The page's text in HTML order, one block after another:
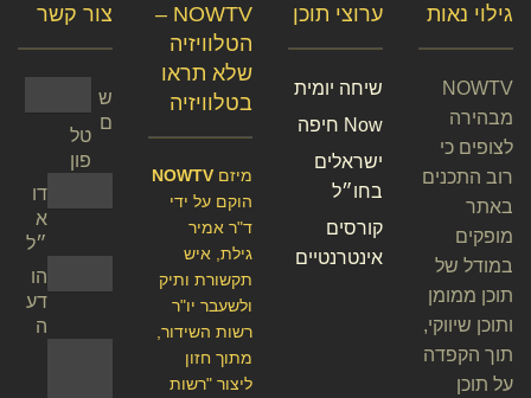
צור קשר
ש
ם
טל
פון
דו
א
״ל
הו
דע
ה
NOWTV –
הטלוויזיה
שלא תראו
בטלוויזיה
מיזם NOWTV
הוקם על ידי
ד"ר אמיר
גילת, איש
תקשורת ותיק
ולשעבר יו"ר
רשות השידור,
מתוך חזון
ליצור "רשות
ערוצי תוכן
שיחה יומית
Now חיפה
ישראלים
בחו״ל
קורסים
אינטרנטיים
גילוי נאות
NOWTV
מבהירה
לצופים כי
רוב התכנים
באתר
מופקים
במודל של
תוכן ממומן
ותוכן שיווקי,
תוך הקפדה
על תוכן